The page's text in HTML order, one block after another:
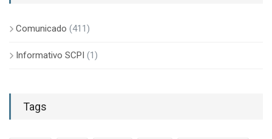
Comunicado (411)
Informativo SCPI (1)
Tags